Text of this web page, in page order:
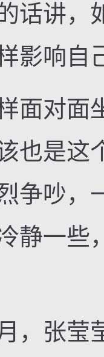
话讲，
影响自
对面
也是这
争吵，
静一些
张莹